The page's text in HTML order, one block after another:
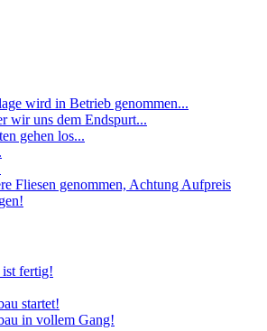
wird in Betrieb genommen...
wir uns dem Endspurt...
gehen los...
Fliesen genommen, Achtung Aufpreis
fertig!
startet!
in vollem Gang!